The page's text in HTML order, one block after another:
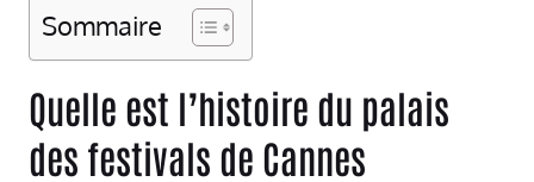
Sommaire
Quelle est l’histoire du palais
des festivals de Cannes